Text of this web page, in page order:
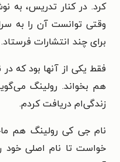
کرد. در کنار تدریس، به
وقتی توانست آن را به
برای چند انتشارات فرستاد.
فقط یکی از آنها بود که
هم بخواند. رولینگ
زندگی‌ام دریافت کردم.
نام جی کی رولینگ هم
خواست تا نام اصلی خود